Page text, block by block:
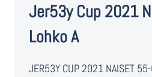
Jer53y Cup 2021
Lohko A
JER53Y CUP 2021 NAISET